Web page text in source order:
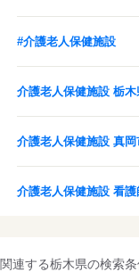
#介護老人保健施設
介護老人保健施設 栃木
介護老人保健施設 真岡
介護老人保健施設 看
関連する栃木県の検索